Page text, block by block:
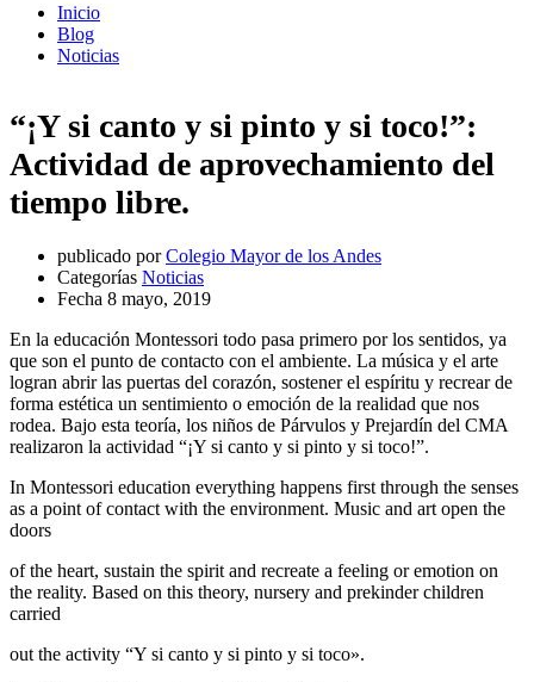
Inicio
Blog
Noticias
“¡Y si canto y si pinto y si toco!”:
Actividad de aprovechamiento del
tiempo libre.
publicado por Colegio Mayor de los Andes
Categorías Noticias
Fecha 8 mayo, 2019
En la educación Montessori todo pasa primero por los sentidos, ya
que son el punto de contacto con el ambiente. La música y el arte
logran abrir las puertas del corazón, sostener el espíritu y recrear de
forma estética un sentimiento o emoción de la realidad que nos
rodea. Bajo esta teoría, los niños de Párvulos y Prejardín del CMA
realizaron la actividad “¡Y si canto y si pinto y si toco!”.
In Montessori education everything happens first through the senses
as a point of contact with the environment. Music and art open the
doors
of the heart, sustain the spirit and recreate a feeling or emotion on
the reality. Based on this theory, nursery and prekinder children
carried
out the activity “Y si canto y si pinto y si toco».